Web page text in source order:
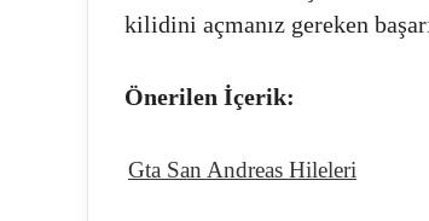
kilidini açmanız gereken
Önerilen İçerik:
Gta San Andreas Hileleri